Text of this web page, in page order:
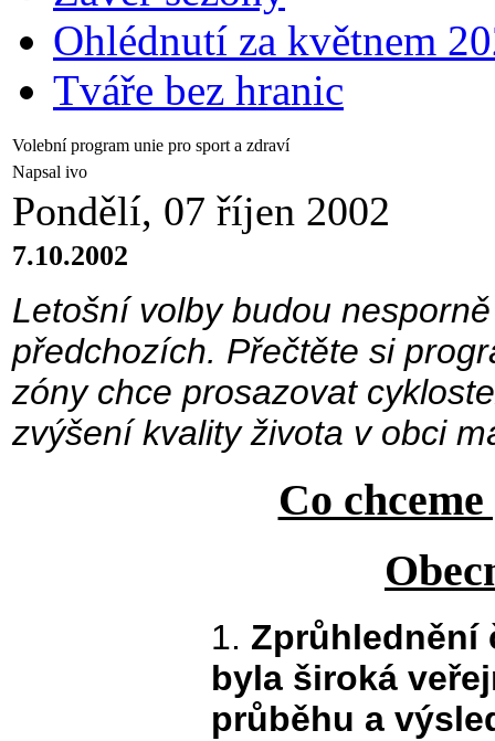
Ohlédnutí za květnem
Tváře bez hranic
Volební program unie pro sport a zdraví
Napsal ivo
Pondělí, 07 říjen 2002
7.10.2002
Letošní volby budou
předchozích. Přečtěte si
zóny chce prosazovat
zvýšení kvality života v obci
Co
1. Zprůhlednění
byla široká
průběhu a